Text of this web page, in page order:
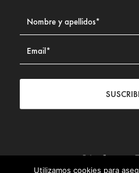
Utilizamos cookies para